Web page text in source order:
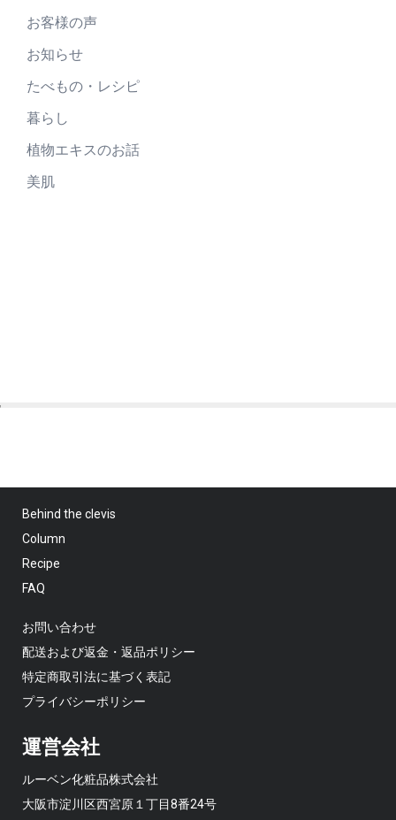
お客様の声
お知らせ
たべもの・レシピ
暮らし
植物エキスのお話
美肌
Behind the clevis
Column
Recipe
FAQ
お問い合わせ
配送および返金・返品ポリシー
特定商取引法に基づく表記
プライバシーポリシー
運営会社
ルーベン化粧品株式会社
大阪市淀川区西宮原１丁目8番24号